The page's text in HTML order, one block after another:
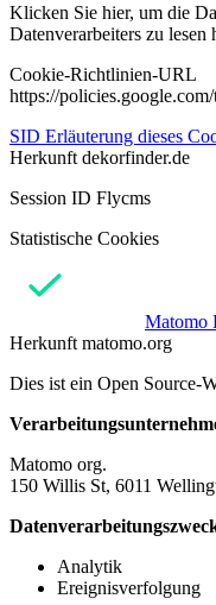
Klicken Sie hier, um die
Datenverarbeiters zu
Cookie-Richtlinien-URL
https://
SID Erläuterung dieses
Herkunft dekorfinder.de
Session ID Flycms
Statistische Cookies
Matomo
Herkunft matomo.org
Dies ist ein Open Source-
Matomo org.
150 Willis St, 6011
Analytik
Ereignisverfolgung